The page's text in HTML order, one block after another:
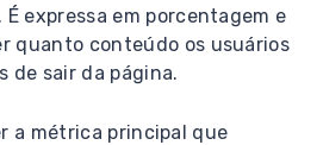
expressa em porcentagem e
quanto conteúdo os usuários
de sair da página.
a métrica principal que